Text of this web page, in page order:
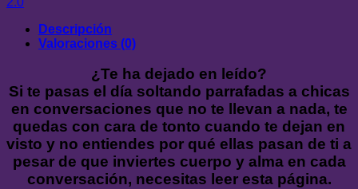
Descripción
Valoraciones (0)
¿Te ha dejado en leído?
Si te pasas el día soltando parrafadas a chicas
en conversaciones que no te llevan a nada, te
quedas con cara de tonto cuando te dejan en
visto y no entiendes por qué ellas pasan de ti a
pesar de que inviertes cuerpo y alma en cada
conversación, necesitas leer esta página.